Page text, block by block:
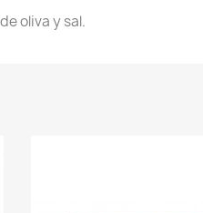
oliva y sal.